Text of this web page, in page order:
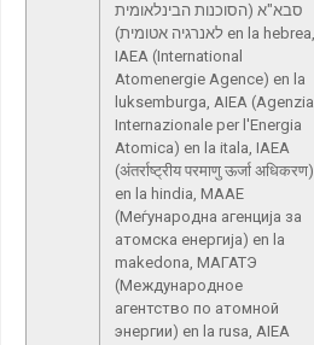
סבא"א (הסוכנות הבינלאומית
לאנרגיה אטומית) en la hebrea,
IAEA (International
Atomenergie Agence) en la
luksemburga, AIEA (Agenzia
Internazionale per l'Energia
Atomica) en la itala, IAEA
(अंतर्राष्ट्रीय परमाणु ऊर्जा अधिकरण)
en la hindia, MAAE
(Меѓународна агенција за
атомска енергија) en la
makedona, МАГАТЭ
(Международное
агентство по атомной
энергии) en la rusa, AIEA